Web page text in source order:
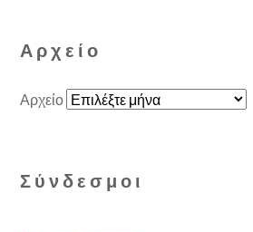
Αρχείο
Αρχείο
Σύνδεσμοι